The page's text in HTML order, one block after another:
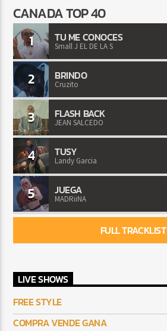
CANADA TOP 40
1 TU ME CONOCES
Small J EL DE LA S
2 BRINDO
Cruzito
3 FLASH BACK
JEAN SALCEDO
4 TUSY
Landy Garcia
5 JUEGA
MADRiiNA
FULL TRACKLIST
LIVE SHOWS
FREE STYLE
COMPRA VENDE GANA